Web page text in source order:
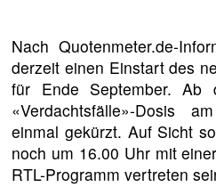
Nach Quotenmeter.de-
derzeit einen Einstart des
für Ende September. Ab
«Verdachtsfälle»-Dosis
einmal gekürzt. Auf Sicht
noch um 16.00 Uhr mit
RTL-Programm vertreten